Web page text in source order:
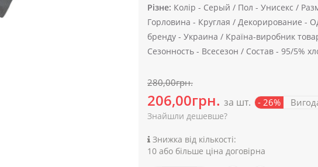
Різне: Колір - Серый / Пол - Унисекс /
Горловина - Круглая / Декорирование -
бренду - Украина / Країна-виробник
Сезонность - Всесезон / Состав - 95/5%
280,00грн.
206,00грн. за шт. - 26%
Знайшли дешевше?
Знижка від кількості:
10 або більше ціна договірна